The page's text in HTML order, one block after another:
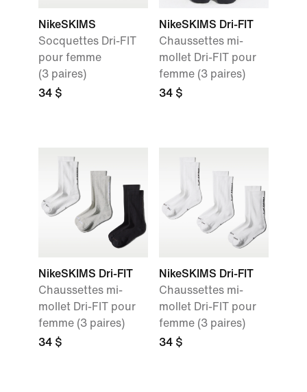
NikeSKIMS
Socquettes Dri-FIT
pour femme
(3 paires)
34 $
NikeSKIMS Dri-FIT
Chaussettes mi-
mollet Dri-FIT pour
femme (3 paires)
34 $
NikeSKIMS Dri-FIT
Chaussettes mi-
mollet Dri-FIT pour
femme (3 paires)
34 $
NikeSKIMS Dri-FIT
Chaussettes mi-
mollet Dri-FIT pour
femme (3 paires)
34 $